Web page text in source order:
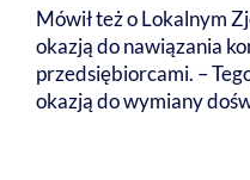
Mówił też o Lokalnym
okazją do nawiązania
przedsiębiorcami. –
okazją do wymiany